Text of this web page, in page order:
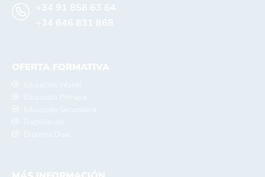
+34 91 858 63 64
+34 646 831 868
OFERTA FORMATIVA
Educación Infantil
Educación Primaria
Educación Secundaria
Bachillerato
Diploma Dual